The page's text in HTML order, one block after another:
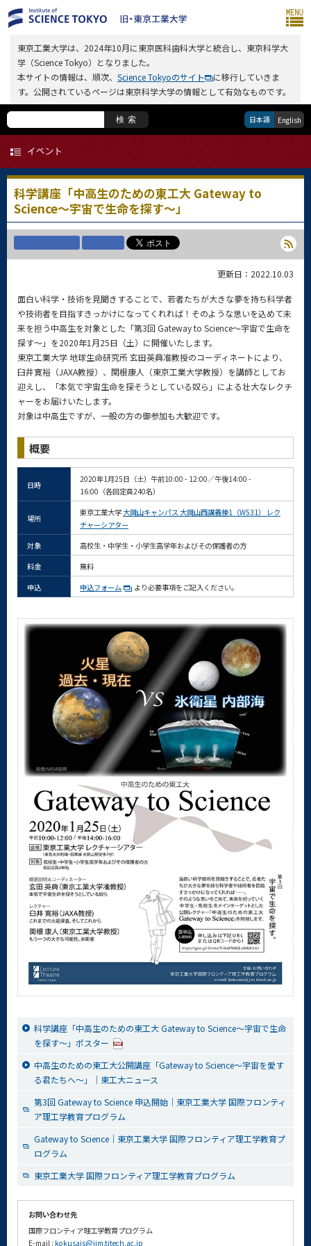
東京工業大学は、2024年10月に東京医科歯科大学と統合し、東京科学大
学（Science Tokyo）となりました。
本サイトの情報は、順次、 Science Tokyoのサイト
に移行していきま
す。公開されているページは東京科学大学の情報として有効なものです。
検索 日本語 English
科学講座「中高生のための東工大 Gateway to
Science～宇宙で生命を探す～」
更新日：2022.10.03
面白い科学・技術を見聞きすることで、若者たちが大きな夢を持ち科学者
や技術者を目指すきっかけになってくれれば！そのような思いを込めて未
来を担う中高生を対象とした「第3回 Gateway to Science～宇宙で生命を
探す～」を2020年1月25日（土）に開催いたします。
東京工業大学 地球生命研究所 玄田英典准教授のコーディネートにより、
臼井寛裕（JAXA教授）、関根康人（東京工業大学教授）を講師としてお
迎えし、「本気で宇宙生命を探そうとしている奴ら」による壮大なレクチ
ャーをお届けいたします。
対象は中高生ですが、一般の方の御参加も大歓迎です。
概要
日時
2020年1月25日（土）午前10:00 - 12:00／午後14:00 -
16:00（各回定員240名）
場所
東京工業大学 大岡山キャンパス 大岡山西講義棟1（W531） レク
チャーシアター
対象
高校生・中学生・小学生高学年およびその保護者の方
料金
無料
申込
申込フォーム より必要事項をご記入ください。
科学講座「中高生のための東工大 Gateway to Science～宇宙で生命
を探す～」ポスター
中高生のための東工大公開講座「Gateway to Science～宇宙を愛す
る君たちへ～」｜東工大ニュース
第3回 Gateway to Science 申込開始｜東京工業大学 国際フロンティ
ア理工学教育プログラム
Gateway to Science｜東京工業大学 国際フロンティア理工学教育プ
ログラム
東京工業大学 国際フロンティア理工学教育プログラム
お問い合わせ先
国際フロンティア理工学教育プログラム
E-mail : kokusais@jim.titech.ac.jp